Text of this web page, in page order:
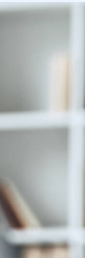
лечение,